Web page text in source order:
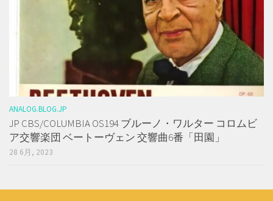
ANALOG.BLOG.JP
JP CBS/COLUMBIA OS194 ブルーノ・ワルター コロムビ
ア交響楽団 ベートーヴェン 交響曲6番「田園」
28 6月, 2023